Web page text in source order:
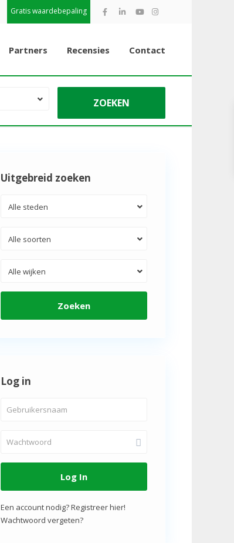
Gratis waardebepaling
Partners Recensies Contact
Uitgebreid zoeken
Alle steden
Alle soorten
Alle wijken
Zoeken
Log in
Log In
Een account nodig? Registreer hier!
Wachtwoord vergeten?